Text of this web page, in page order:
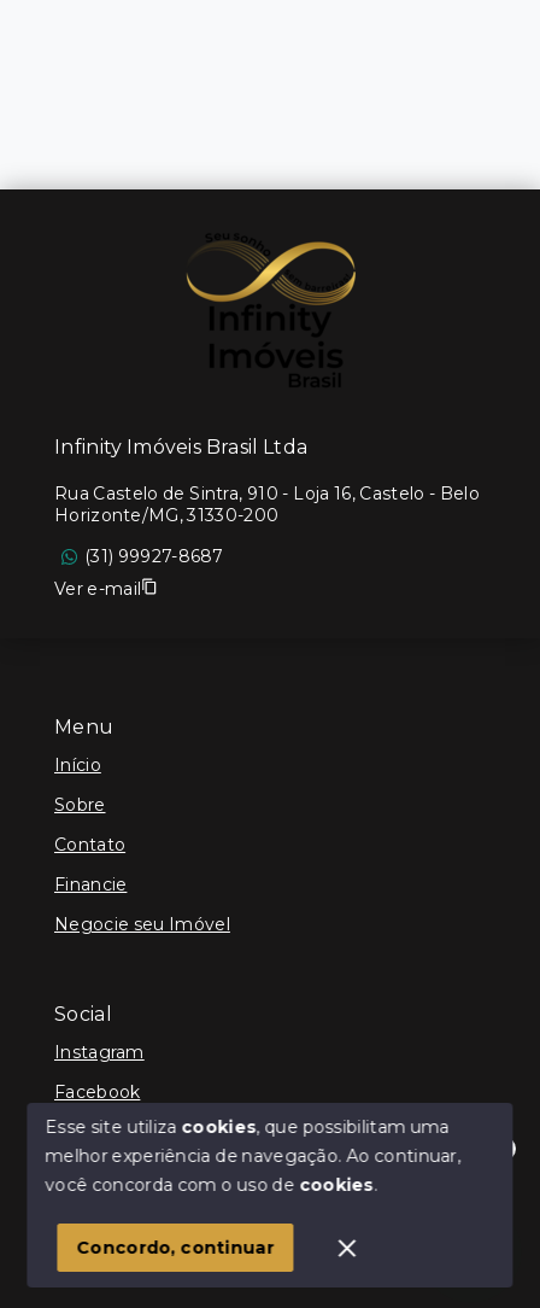
Olá! Estamos disponíveis para te ajudar.
Menu
Início
Sobre
Contato
Financie
Negocie seu Imóvel
Social
Instagram
Facebook
© Copyright 2026 - Infinity Imóveis Brasil Ltda - Todos
SITE PARA IMOBILIARIA
Infinity Imóveis Brasil Ltda
Rua Castelo de Sintra, 910 - Loja 16, Castelo - Belo
Horizonte/MG, 31330-200
(31) 99927-8687
Ver e-mail
Esse site utiliza cookies, que possibilitam uma
melhor experiência de navegação.Ao continuar,
você concorda com o uso de cookies.
Concordo, continuar